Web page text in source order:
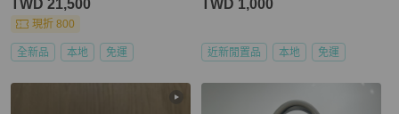
TWD 21,500
現折 800
全新品 本地 免運
TWD 1,000
近新閒置品 本地 免運